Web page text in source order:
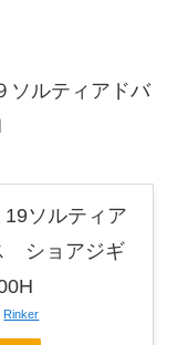
ルティアドバ
ソルティア
ショアジギ
Rinker